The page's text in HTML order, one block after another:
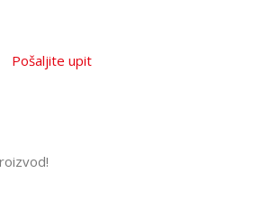
Pošaljite upit